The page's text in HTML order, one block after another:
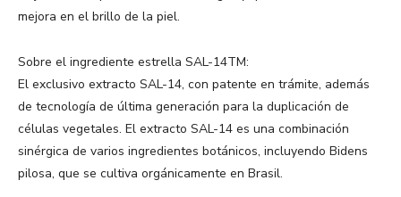
mejora en el brillo de la piel.
Sobre el ingrediente estrella SAL-14TM:
El exclusivo extracto SAL-14, con patente en trámite, además
de tecnología de última generación para la duplicación de
células vegetales. El extracto SAL-14 es una combinación
sinérgica de varios ingredientes botánicos, incluyendo Bidens
pilosa, que se cultiva orgánicamente en Brasil.